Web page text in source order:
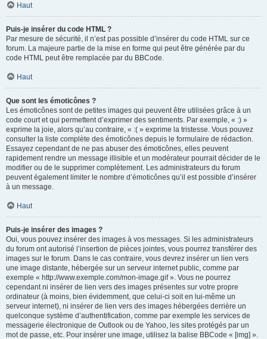
Haut
Puis-je insérer du code HTML ?
Par mesure de sécurité, il n’est pas possible d’insérer du code HTML sur ce
forum. La majeure partie de la mise en forme qui peut être générée par du
code HTML peut être remplacée par du BBCode.
Haut
Que sont les émoticônes ?
Les émoticônes sont de petites images qui peuvent être utilisées grâce à un
code court et qui permettent d’exprimer des sentiments. Par exemple, « :) »
exprime la joie, alors qu’au contraire, « :( » exprime la tristesse. Vous pouvez
consulter la liste complète des émoticônes depuis le formulaire de rédaction.
Essayez cependant de ne pas abuser des émoticônes, elles peuvent
rapidement rendre un message illisible et un modérateur pourrait décider de le
modifier ou de le supprimer complètement. Les administrateurs du forum
peuvent également limiter le nombre d’émoticônes qu’il est possible d’insérer
à un message.
Haut
Puis-je insérer des images ?
Oui, vous pouvez insérer des images à vos messages. Si les administrateurs
du forum ont autorisé l’insertion de pièces jointes, vous pourrez transférer des
images sur le forum. Dans le cas contraire, vous devrez insérer un lien vers
une image distante, hébergée sur un serveur internet public, comme par
exemple « http://www.exemple.com/mon-image.gif ». Vous ne pourrez
cependant ni insérer de lien vers des images présentes sur votre propre
ordinateur (à moins, bien évidemment, que celui-ci soit en lui-même un
serveur internet), ni insérer de lien vers des images hébergées derrière un
quelconque système d’authentification, comme par exemple les services de
messagerie électronique de Outlook ou de Yahoo, les sites protégés par un
mot de passe, etc. Pour insérer une image, utilisez la balise BBCode « [img] ».